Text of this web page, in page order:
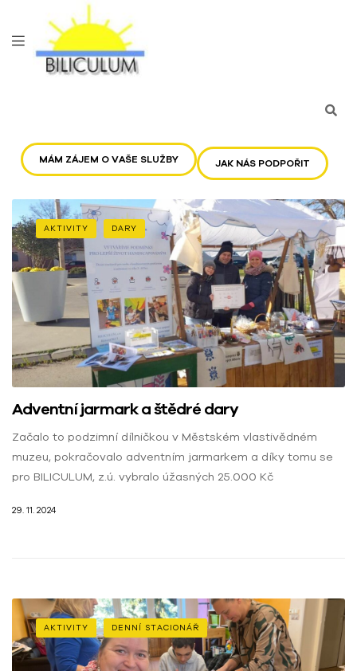
MÁM ZÁJEM O VAŠE SLUŽBY JAK NÁS PODPOŘIT
AKTIVITY DARY
Adventní jarmark a štědré dary
Začalo to podzimní dílničkou v Městském vlastivědném
muzeu, pokračovalo adventním jarmarkem a díky tomu se
pro BILICULUM, z.ú. vybralo úžasných 25.000 Kč
29. 11. 2024
AKTIVITY DENNÍ STACIONÁŘ